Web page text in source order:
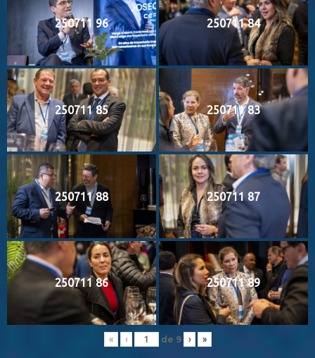
250711 96 250711 84
250711 85 250711 83
250711 88 250711 87
250711 86 250711 89
« ‹ de 9 › »